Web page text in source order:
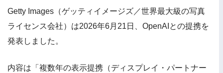
Getty Images（ゲッティイメージズ／世界最大級の写真
ライセンス会社）は2026年6月21日、OpenAIとの提携を
発表しました。
内容は「複数年の表示提携（ディスプレイ・パートナー